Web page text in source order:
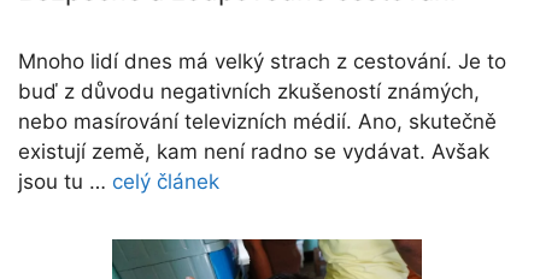
Mnoho lidí dnes má velký strach z cestování. Je to
buď z důvodu negativních zkušeností známých,
nebo masírování televizních médií. Ano, skutečně
existují země, kam není radno se vydávat. Avšak
jsou tu … celý článek